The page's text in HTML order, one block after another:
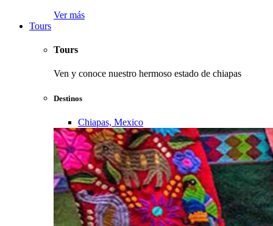
Ver más
Tours
Tours
Ven y conoce nuestro hermoso estado de chiapas
Destinos
Chiapas, Mexico